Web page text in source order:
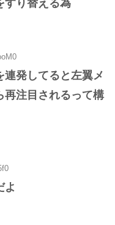
すり替える為
発してると左翼メ
再注目されるって構
よ